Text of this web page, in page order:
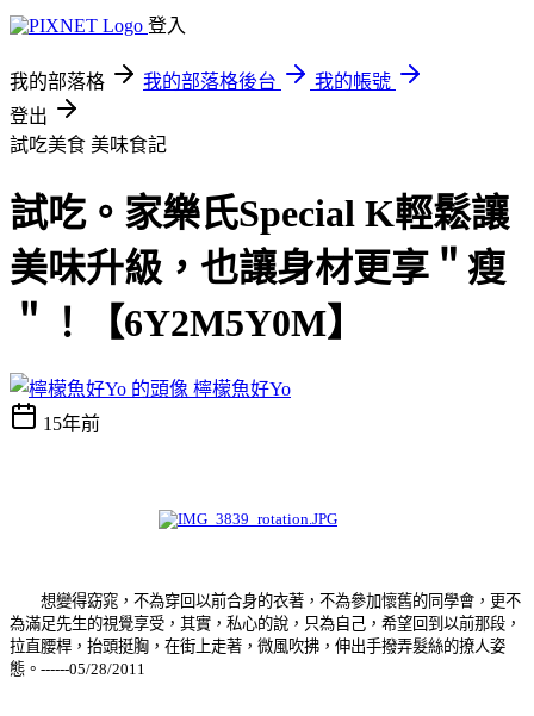
登入
我的部落格 我的部落格後台
我的帳號
登出
試吃美食 美味食記
試吃。家樂氏Special K輕鬆讓
美味升級，也讓身材更享＂瘦
＂！【6Y2M5Y0M】
檸檬魚好Yo
15年前
想變得窈窕，不為穿回以前合身的衣著，不為參加懷舊的同學會，更不
為滿足先生的視覺享受，其實，私心的說，只為自己，希望 回到以前那段，
拉直腰桿，抬頭挺胸，在街上走著，微風吹拂，伸出手撥弄髮絲的撩人姿
態。------05/28/2011